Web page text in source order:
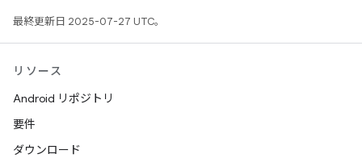
最終更新日 2025-07-27 UTC。
リソース
Android リポジトリ
要件
ダウンロード